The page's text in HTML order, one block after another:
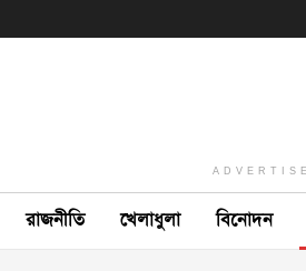
রাজনীতি খেলাধুলা বিনোদন